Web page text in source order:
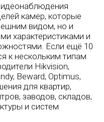
камер, которые
видом, но и
характеристиками и
Если ещё 10
к нескольким типам
Hikvision,
Beward, Optimus,
для квартир,
заводов, складов,
и систем